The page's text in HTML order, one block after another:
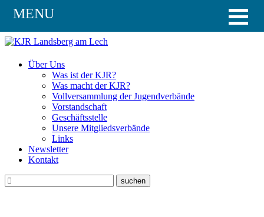
Über Uns
Was ist der KJR?
Was macht der KJR?
Vollversammlung der Jugendverbände
Vorstandschaft
Geschäftsstelle
Unsere Mitgliedsverbände
Links
Newsletter
Kontakt
MENU